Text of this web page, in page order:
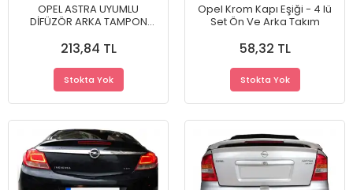
OPEL ASTRA UYUMLU
DİFÜZÖR ARKA TAMPON
213,84 TL
Stokta Yok
Opel Krom Kapı Eşiği - 4 lü
Set Ön Ve Arka Takım
58,32 TL
Stokta Yok